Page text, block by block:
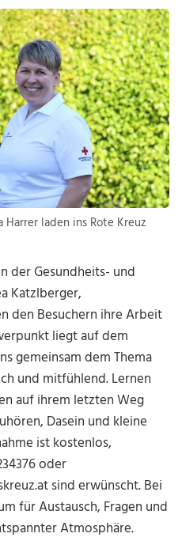
laden ins Rote Kreuz
der Gesundheits- und
Katzlberger,
den Besuchern ihre Arbeit
liegt auf dem
gemeinsam dem Thema
und mitfühlend. Lernen
auf ihrem letzten Weg
Dasein und kleine
ist kostenlos,
oder
sind erwünscht. Bei
für Austausch, Fragen und
Atmosphäre.